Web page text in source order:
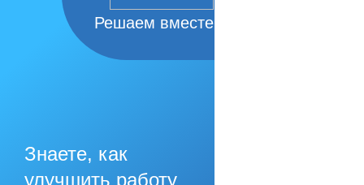
Решаем вместе
Знаете, как
улучшить работу